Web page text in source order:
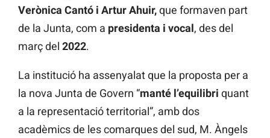
Verònica Cantó i Artur Ahuir,que formaven part
de la Junta, com a presidenta i vocal, des del
març del 2022.
La institució ha assenyalat que la proposta per a
la nova Junta de Govern “manté l’equilibri quant
a la representació territorial”, amb dos
acadèmics de les comarques del sud, M. Àngels